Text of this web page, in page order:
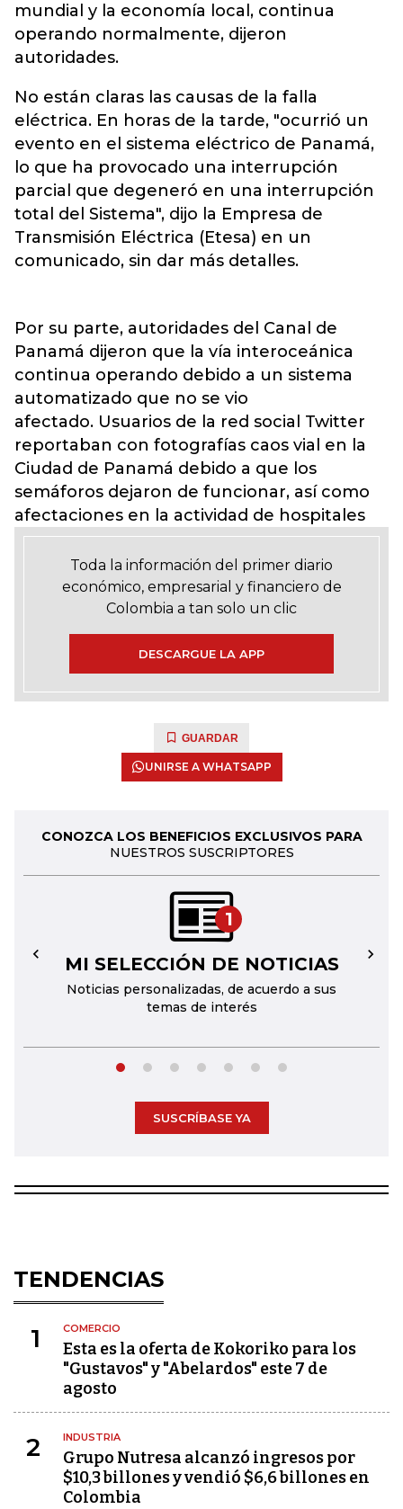
mundial y la economía local, continua
operando normalmente, dijeron
autoridades.
No están claras las causas de la falla
eléctrica. En horas de la tarde, "ocurrió un
evento en el sistema eléctrico de Panamá,
lo que ha provocado una interrupción
parcial que degeneró en una interrupción
total del Sistema", dijo la Empresa de
Transmisión Eléctrica (Etesa) en un
comunicado, sin dar más detalles.
Por su parte, autoridades del Canal de
Panamá dijeron que la vía interoceánica
continua operando debido a un sistema
automatizado que no se vio
afectado. Usuarios de la red social Twitter
reportaban con fotografías caos vial en la
Ciudad de Panamá debido a que los
semáforos dejaron de funcionar, así como
afectaciones en la actividad de hospitales
Toda la información del primer diario
económico, empresarial y financiero de
Colombia a tan solo un clic
DESCARGUE LA APP
GUARDAR
UNIRSE A WHATSAPP
CONOZCA LOS BENEFICIOS EXCLUSIVOS PARA
NUESTROS SUSCRIPTORES
1
MI SELECCIÓN DE NOTICIAS
Noticias personalizadas, de acuerdo a sus
temas de interés
← →
SUSCRÍBASE YA
TENDENCIAS
1 COMERCIO
Esta es la oferta de Kokoriko para los
"Gustavos" y "Abelardos" este 7 de
agosto
2 INDUSTRIA
Grupo Nutresa alcanzó ingresos por
$10,3 billones y vendió $6,6 billones en
Colombia